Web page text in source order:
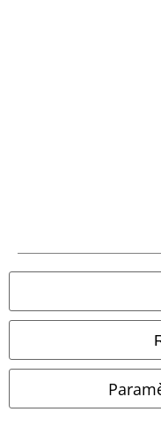
ses avantages
A Warner